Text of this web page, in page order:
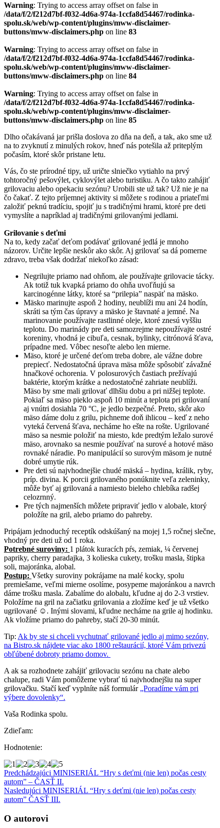
Warning: Trying to access array offset on false in
/data/f/2/f212d7bf-f032-4d6a-974a-1ccfa8d54467/rodinka-
spolu.sk/web/wp-content/plugins/mww-disclaimer-
buttons/mww-disclaimers.php on line 83
Warning: Trying to access array offset on false in
/data/f/2/f212d7bf-f032-4d6a-974a-1ccfa8d54467/rodinka-
spolu.sk/web/wp-content/plugins/mww-disclaimer-
buttons/mww-disclaimers.php on line 84
Warning: Trying to access array offset on false in
/data/f/2/f212d7bf-f032-4d6a-974a-1ccfa8d54467/rodinka-
spolu.sk/web/wp-content/plugins/mww-disclaimer-
buttons/mww-disclaimers.php on line 85
Dlho očakávaná jar prišla doslova zo dňa na deň, a tak, ako sme už
na to zvyknutí z minulých rokov, hneď nás potešila až priteplým
počasím, ktoré skôr pristane letu.
Vás, čo ste prírodné tipy, už uričte slniečko vytiahlo na prvý
tohtoročný pešovýlet, cyklovýlet alebo turistiku. A čo takto zahájiť
grilovaciu alebo opekaciu sezónu? Urobili ste už tak? Už nie je na
čo čakať. Z tejto príjemnej aktivity si môžete s rodinou a priateľmi
založiť peknú tradíciu, spojiť ju s tradičnými hrami, ktoré pre deti
vymyslíte a napríklad aj tradičnými grilovanými jedlami.
Grilovanie s deťmi
Na to, kedy začať deťom podávať grilované jedlá je mnoho
názorov. Určite lepšie neskôr ako skôr. Aj grilovať sa dá pomerne
zdravo, treba však dodržať niekoľko zásad:
Negrilujte priamo nad ohňom, ale používajte grilovacie tácky.
Ak totiž tuk kvapká priamo do ohňa uvoľňujú sa
karcinogénne látky, ktoré sa “prilepia” naspäť na mäsko.
Mäsko marinujte aspoň 2 hodiny, neublíži mu ani 24 hodín,
skráti sa tým čas úpravy a mäsko je štavnaté a jemné. Na
marinovanie používajte rastlinné oleje, ktoré znesú vyššiu
teplotu. Do marinády pre deti samozrejme nepoužívajte ostré
koreniny, vhodná je cibuľa, cesnak, bylinky, citrónová šťava,
prípadne med. Vôbec nesoľte alebo len mierne.
Mäso, ktoré je určené deťom treba dobre, ale vážne dobre
prepiecť. Nedostatočná úprava mäsa môže spôsobiť závažné
hnačkové ochorenia. V polosurových častiach prežívajú
baktérie, ktorým krátke a nedostatočné zahriate neublíži.
Mäso by sme mali grilovať dlhšiu dobu a pri nižšej teplote.
Pokiaľ sa mäso pieklo aspoň 10 minút a teplota pri grilovaní
aj vnútri dosiahla 70 °C, je jedlo bezpečné. Preto, skôr ako
mäso dáme dolu z grilu, pichneme doň ihlicou – keď z neho
vyteká červená šťava, necháme ho ešte na rošte. Ugrilované
mäso sa nesmie položiť na miesto, kde predtým ležalo surové
mäso, arovnako sa nesmie používať na surové a hotové mäso
rovnaké náradie. Po manipulácií so surovým mäsom je nutné
dobré umytie rúk.
Pre deti sú najvhodnejšie chudé mäská – hydina, králik, ryby,
príp. divina. K porcii grilovaného ponúknite veľa zeleninky,
môže byť aj grilovaná a namiesto bieleho chlebíka radšej
celozrnný.
Pre tých najmenších môžete pripraviť jedlo v alobale, ktorý
položíte na gril, alebo priamo do pahreby.
Pripájam jednoduchý receptík odskúšaný na mojej 1,5 ročnej slečne,
vhodný pre deti už od 1 roka.
Potrebné suroviny: 1 plátok kuracích pŕs, zemiak, ¼ červenej
papriky, cherry paradajka, 3 kolieska cukety, trošku masla, štipka
soli, majoránka, alobal.
Postup: Všetky suroviny pokrájame na malé kocky, spolu
premiešame, veľmi mierne osolíme, posypeme majoránkou a navrch
dáme trošku masla. Zabalíme do alobalu, kľudne aj do 2-3 vrstiev.
Položíme na gril na začiatku grilovania a zložíme keď je už všetko
ugrilované ☺. Inými slovami, kľudne necháme na grile aj hodinku.
Ak vložíme priamo do pahreby, stačí 20-30 minút.
Tip: Ak by ste si chceli vychutnať grilované jedlo aj mimo sezóny,
na Bistro.sk nájdete viac ako 1800 reštaurácií, ktoré Vám privezú
obľúbené dobroty priamo domov.
A ak sa rozhodnete zahájiť grilovaciu sezónu na chate alebo
chalupe, radi Vám pomôžeme vybrať tú najvhodnejšiu na super
grilovačku. Stačí keď vyplníte náš formulár „Poradíme vám pri
výbere dovolenky“.
Vaša Rodinka spolu.
Zdieľam:
Hodnotenie:
Predchádzajúci MINISERIÁL “Hry s deťmi (nie len) počas cesty
autom” – ČASŤ II.
Nasledujúci MINISERIÁL “Hry s deťmi (nie len) počas cesty
autom” ČASŤ III.
O autorovi